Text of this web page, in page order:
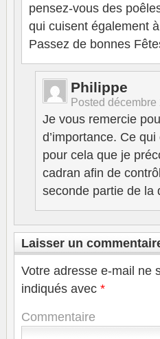
pensez-vous des
qui cuisent également
Passez de bonnes
Philippe
Posted décembre
Je vous remercie
d’importance. Ce
pour cela que je
cadran afin de
seconde partie de la
Laisser un
Votre adresse e-mail ne
indiqués avec *
Commentaire